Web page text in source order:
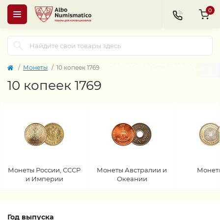
0
Монеты 10 копеек 1769
10 копеек 1769
Монеты России, СССР
и Империи
Монеты Австралии и
Океании
Год выпуска